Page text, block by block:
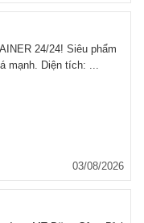
24/24! Siêu phẩm
mạnh. Diện tích: ...
03/08/2026